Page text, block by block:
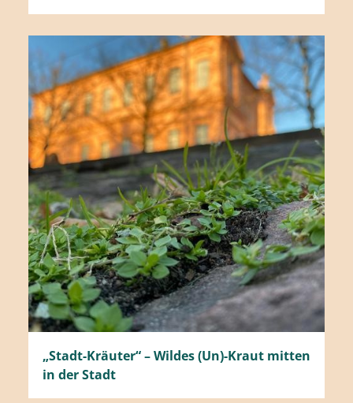
„Stadt-Kräuter“ – Wildes (Un)-Kraut mitten
in der Stadt